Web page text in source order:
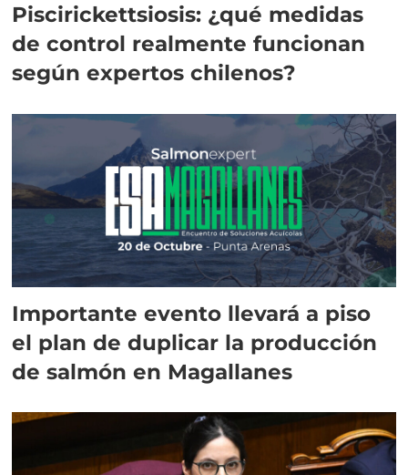
Piscirickettsiosis: ¿qué medidas
de control realmente funcionan
según expertos chilenos?
Importante evento llevará a piso
el plan de duplicar la producción
de salmón en Magallanes